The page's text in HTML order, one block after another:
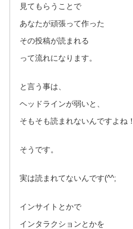
見てもらうことで
あなたが頑張って作った
その投稿が読まれる
って流れになります。
と言う事は、
ヘッドラインが弱いと、
そもそも読まれないんですよね！
そうです。
実は読まれてないんです(^^;
インサイトとかで
インタラクションとかを